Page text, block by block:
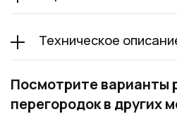
Техническое
Посмотрите варианты
перегородок в других